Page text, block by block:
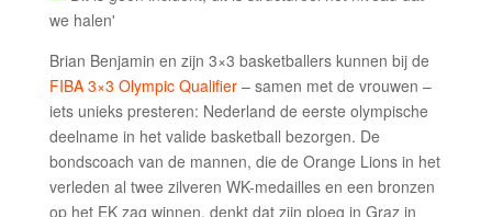
Brian Benjamin en zijn 3×3 basketballers kunnen bij de
FIBA 3×3 Olympic Qualifier– samen met de vrouwen –
iets unieks presteren: Nederland de eerste olympische
deelname in het valide basketball bezorgen. De
bondscoach van de mannen, die de Orange Lions in het
verleden al twee zilveren WK-medailles en een bronzen
op het EK zag winnen, denkt dat zijn ploeg in Graz in